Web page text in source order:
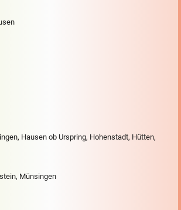
Hausen ob Urspring, Hohenstadt, Hütten,
Münsingen